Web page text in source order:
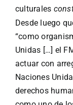
culturales
Desde luego
“como
Unidas […] el
actuar con
Naciones
derechos